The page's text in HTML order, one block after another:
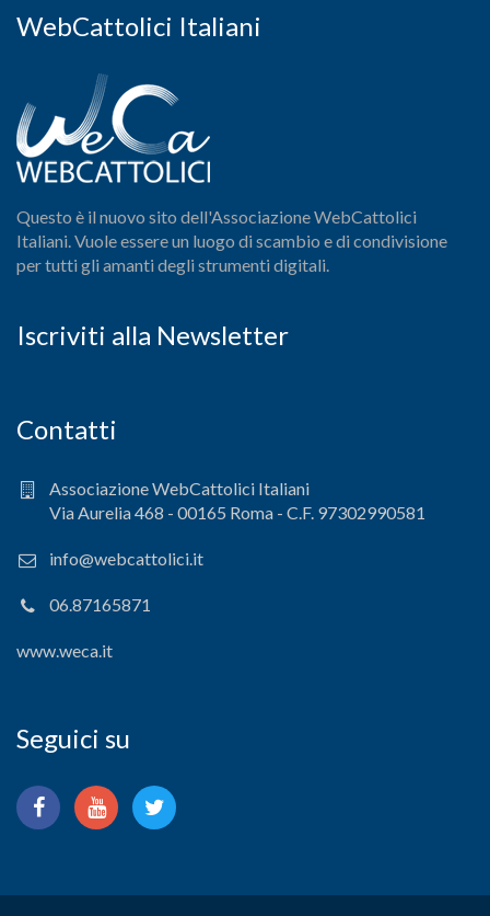
WebCattolici Italiani
Questo è il nuovo sito dell'Associazione WebCattolici
Italiani. Vuole essere un luogo di scambio e di condivisione
per tutti gli amanti degli strumenti digitali.
Iscriviti alla Newsletter
Contatti
Associazione WebCattolici Italiani
Via Aurelia 468 - 00165 Roma - C.F. 97302990581
info@webcattolici.it
06.87165871
www.weca.it
Seguici su